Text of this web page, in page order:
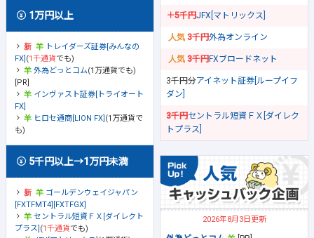
1万円以上
トレイダーズ証券[みんなの
FX] (1千通貨でも)
外為どっとコム(1万通貨でも)
[PR]
インヴァスト証券[トライオート
FX]
ヒロセ通商[LION FX] (1万通貨で
も)
5千円以上→1万円未満
ゴールデンウェイジャパン
[FXTFMT4][FXTFGX]
セントラル短資ＦＸ[ダイレクト
プラス] (1千通貨でも)
＋5千円JFX[マトリックス]
3千円外為オンライン
3千円FXブロードネット
3千円分アイネット証券[ループイフ
ダン]
3千円セントラル短資ＦＸ[ダイレク
トプラス]
2026年8月3日更新